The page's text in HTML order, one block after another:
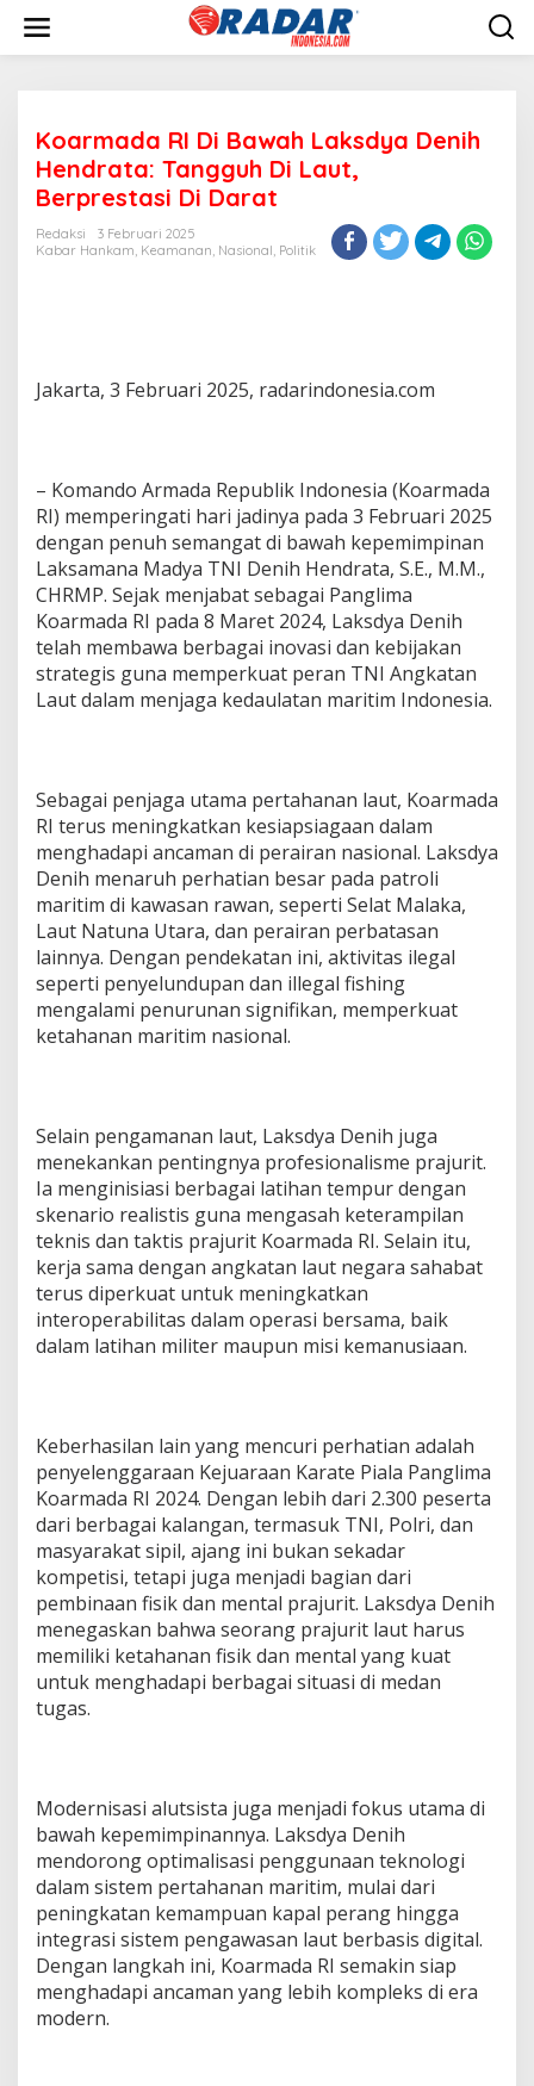
w
Koarmada RI Di Bawah Laksdya Denih
Hendrata: Tangguh Di Laut,
Berprestasi Di Darat
Redaksi
3 Februari 2025
Kabar Hankam, Keamanan, Nasional, Politik
Jakarta, 3 Februari 2025, radarindonesia.com
– Komando Armada Republik Indonesia (Koarmada
RI) memperingati hari jadinya pada 3 Februari 2025
dengan penuh semangat di bawah kepemimpinan
Laksamana Madya TNI Denih Hendrata, S.E., M.M.,
CHRMP. Sejak menjabat sebagai Panglima
Koarmada RI pada 8 Maret 2024, Laksdya Denih
telah membawa berbagai inovasi dan kebijakan
strategis guna memperkuat peran TNI Angkatan
Laut dalam menjaga kedaulatan maritim Indonesia.
Sebagai penjaga utama pertahanan laut, Koarmada
RI terus meningkatkan kesiapsiagaan dalam
menghadapi ancaman di perairan nasional. Laksdya
Denih menaruh perhatian besar pada patroli
maritim di kawasan rawan, seperti Selat Malaka,
Laut Natuna Utara, dan perairan perbatasan
lainnya. Dengan pendekatan ini, aktivitas ilegal
seperti penyelundupan dan illegal fishing
mengalami penurunan signifikan, memperkuat
ketahanan maritim nasional.
Selain pengamanan laut, Laksdya Denih juga
menekankan pentingnya profesionalisme prajurit.
Ia menginisiasi berbagai latihan tempur dengan
skenario realistis guna mengasah keterampilan
teknis dan taktis prajurit Koarmada RI. Selain itu,
kerja sama dengan angkatan laut negara sahabat
terus diperkuat untuk meningkatkan
interoperabilitas dalam operasi bersama, baik
dalam latihan militer maupun misi kemanusiaan.
Keberhasilan lain yang mencuri perhatian adalah
penyelenggaraan Kejuaraan Karate Piala Panglima
Koarmada RI 2024. Dengan lebih dari 2.300 peserta
dari berbagai kalangan, termasuk TNI, Polri, dan
masyarakat sipil, ajang ini bukan sekadar
kompetisi, tetapi juga menjadi bagian dari
pembinaan fisik dan mental prajurit. Laksdya Denih
menegaskan bahwa seorang prajurit laut harus
memiliki ketahanan fisik dan mental yang kuat
untuk menghadapi berbagai situasi di medan
tugas.
Modernisasi alutsista juga menjadi fokus utama di
bawah kepemimpinannya. Laksdya Denih
mendorong optimalisasi penggunaan teknologi
dalam sistem pertahanan maritim, mulai dari
peningkatan kemampuan kapal perang hingga
integrasi sistem pengawasan laut berbasis digital.
Dengan langkah ini, Koarmada RI semakin siap
menghadapi ancaman yang lebih kompleks di era
modern.